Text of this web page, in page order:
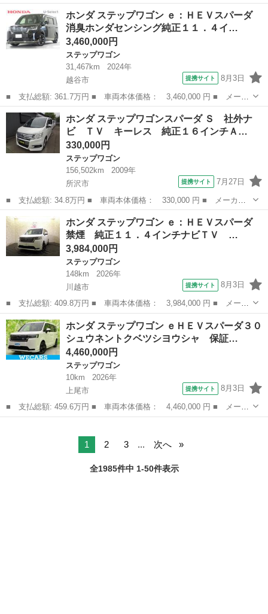
ー名： ホンダ ■ 車種名： ステップワゴンスパーダ ■ グレード
名： ｅ：ＨＥＶスパーダＧホンダセンシング 禁煙 ワンオーナ
ー わくわ...
埼玉 川口市 ステップワゴン
ホンダ ステップワゴン ｅ：ＨＥＶスパーダ
消臭ホンダセンシング純正１１．４イ…
3,460,000円
ステップワゴン
31,467km
2024年
越谷市
提携サイト 8月3日
■ 支払総額: 361.7万円 ■ 車両本体価格： 3,460,000 円 ■ メーカ
ー名： ホンダ ■ 車種名： ステップワゴン ■ グレード名：
ｅ：ＨＥＶスパーダ 消臭ホンダセンシング純正１１．４インチコネ
クトナビＢ...
埼玉 越谷市 ステップワゴン
ホンダ ステップワゴンスパーダ Ｓ 社外ナ
ビ ＴＶ キーレス 純正１６インチＡ…
330,000円
ステップワゴン
156,502km
2009年
所沢市
提携サイト 7月27日
■ 支払総額: 34.8万円 ■ 車両本体価格： 330,000 円 ■ メーカー
名： ホンダ ■ 車種名： ステップワゴンスパーダ ■ グレード
名： Ｓ 社外ナビ ＴＶ キーレス 純正１６インチＡＷ ＥＴ
Ｃ 片側電動スラ...
埼玉 ステップワゴン
ホンダ ステップワゴン ｅ：ＨＥＶスパーダ
禁煙 純正１１．４インチナビＴＶ …
3,984,000円
ステップワゴン
148km
2026年
川越市
提携サイト 8月3日
■ 支払総額: 409.8万円 ■ 車両本体価格： 3,984,000 円 ■ メーカ
ー名： ホンダ ■ 車種名： ステップワゴン ■ グレード名：
ｅ：ＨＥＶスパーダ 禁煙 純正１１．４インチナビＴＶ ＬＥＤ
Ｂｌｕｅｔ...
埼玉 川越市 ステップワゴン
ホンダ ステップワゴン ｅＨＥＶスパーダ３０
シュウネントクベツシヨウシャ 保証…
4,460,000円
ステップワゴン
10km
2026年
上尾市
提携サイト 8月3日
■ 支払総額: 459.6万円 ■ 車両本体価格： 4,460,000 円 ■ メーカ
ー名： ホンダ ■ 車種名： ステップワゴン ■ グレード名： ｅ
1 2 3 ... 次へ
全1985件中 1-50件表示